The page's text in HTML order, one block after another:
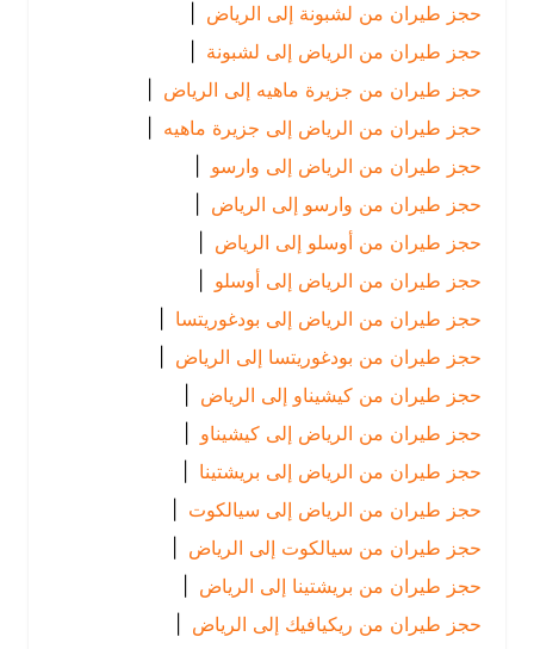
حجز طيران من لشبونة إلى الرياض
|
حجز طيران من الرياض إلى لشبونة |
حجز طيران من جزيرة ماهيه إلى الرياض
|
حجز طيران من الرياض إلى جزيرة ماهيه |
حجز طيران من الرياض إلى وارسو
|
حجز طيران من وارسو إلى الرياض
|
حجز طيران من أوسلو إلى الرياض
|
حجز طيران من الرياض إلى أوسلو
|
حجز طيران من الرياض إلى بودغوريتسا
|
حجز طيران من بودغوريتسا إلى الرياض
|
حجز طيران من كيشيناو إلى الرياض
|
حجز طيران من الرياض إلى كيشيناو |
حجز طيران من الرياض إلى بريشتينا |
حجز طيران من الرياض إلى سيالكوت |
حجز طيران من سيالكوت إلى الرياض
|
حجز طيران من بريشتينا إلى الرياض
|
حجز طيران من ريكيافيك إلى الرياض
|